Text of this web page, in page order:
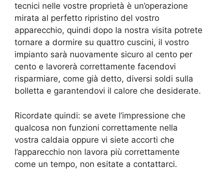
tecnici nelle vostre proprietà è un’operazione
mirata al perfetto ripristino del vostro
apparecchio, quindi dopo la nostra visita potrete
tornare a dormire su quattro cuscini, il vostro
impianto sarà nuovamente sicuro al cento per
cento e lavorerà correttamente facendovi
risparmiare, come già detto, diversi soldi sulla
bolletta e garantendovi il calore che desiderate.
Ricordate quindi: se avete l’impressione che
qualcosa non funzioni correttamente nella
vostra caldaia oppure vi siete accorti che
l’apparecchio non lavora più correttamente
come un tempo, non esitate a contattarci.